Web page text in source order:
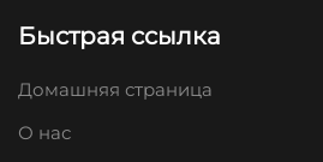
Быстрая ссылка
Домашняя страница
О нас